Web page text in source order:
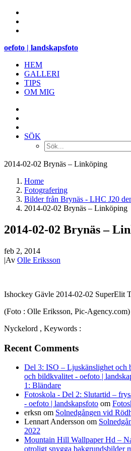
oefoto | landskapsfoto
HEM
GALLERI
TIPS
OM MIG
SÖK
2014-02-02 Brynäs – Linköping
Home
Fotografering
Bilder från Brynäs - LHC J20
2014-02-02 Brynäs – Linköping
2014-02-02 Brynäs –
feb 2, 2014
|Av Olle Eriksson
Ishockey Gävle 2014-02-02 SuperElit
(Foto : Olle Eriksson, Pic-Agency.com)
Nyckelord , Keywords :
Recent Comments
Del 3: ISO – Ljuskänslighet och
och bildkvalitet - oefoto |
1: Bländare
Fotoskola - Del 2: Slutartid –
- oefoto | landskapsfoto om
erksn om Solnedgången vid
Lennart Andersson om
2022
Mountain Hill Wallpaper Hd –
otroligt snygga bakgrundsbilder